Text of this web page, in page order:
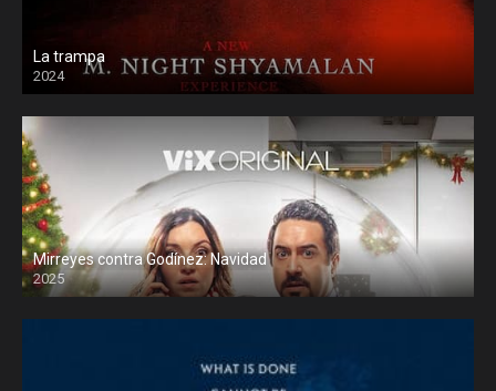
La trampa
2024
Mirreyes contra Godínez: Navidad
2025